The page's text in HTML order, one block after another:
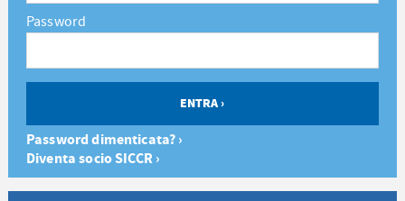
Password
Password dimenticata? ›
Diventa socio SICCR ›